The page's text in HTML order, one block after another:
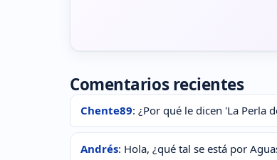
Comentarios recientes
Chente89: ¿Por qué le dicen 'La Perla
Andrés: Hola, ¿qué tal se está por